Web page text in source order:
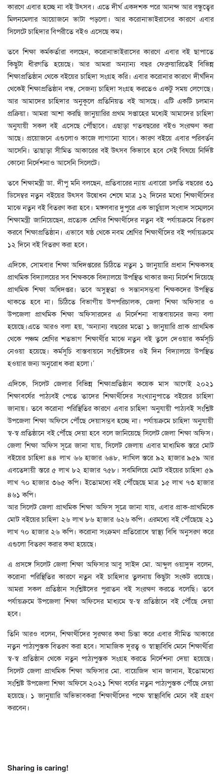
কারণে এবার হচ্ছে না বই উৎসব। এতে দীর্ঘ একদশক পরে আনন্দ আর বন্ধুত্বের
মিলনমেলার আয়োজনে ভাটা পড়লো। আর করোনাভাইরাসের কারণে এবার
সিলেটে চাহিদার বিপরীতে বইও এসেছে কম।
তবে শিক্ষা কর্মকর্তারা বলছেন, করোনাভাইরাসের কারণে এবার বই ছাপাতে
কিছুটা ধীরগতি হয়েছে। আর আমরা অন্যান্য বছর ফেব্রুয়ারিতেই বিভিন্ন
শিক্ষাপ্রতিষ্ঠান থেকে বইয়ের চাহিদা সংগ্রহ করি। এবার করোনার কারণে দীর্ঘদিন
থেকেই শিক্ষাপ্রতিষ্ঠান বন্ধ, সেজন্য চাহিদা সংগ্রহ করতেও একটু সময় লেগেছে।
আর আমাদের চাহিদার অনুকূলে প্রতিনিয়ত বই আসছে। এটি একটি চলমান
প্রক্রিয়া। আমরা আশা করছি জানুয়ারির প্রথম সপ্তাহের মধ্যেই আমাদের চাহিদা
অনুযায়ী সকল বই এসেছে পৌঁছাবে। এছাড়া গতবছরের বইও সংরক্ষণ করা
আছে। প্রয়োজনে এগুলোও কাজে লাগানো যাবে। কারণ বইয়ে এবার পরিবর্তন
আসেনি। তাছাড়া সীমিত আকারের বই উৎসব কিভাবে হবে সেই বিষয়ে নির্দিষ্ট
কোনো নির্দেশনাও আসেনি সিলেটে।
তবে শিক্ষামন্ত্রী ডা. দীপু মনি বলছেন, প্রতিবারের ন্যায় এবারো চলতি বছরের ৩১
ডিসেম্বর নতুন বইয়ের উৎসব উদ্বোধন শেষে মাত্র ১২ দিনের মধ্যে শিক্ষার্থীদের
মাঝে নতুন বই বিতরণ করা হবে। মঙ্গলবার দুপুরে এক ভার্চুয়াল সংবাদ সম্মেলনে
শিক্ষামন্ত্রী জানিয়েছেন, প্রত্যেক শ্রেণির শিক্ষার্থীদের নতুন বই পর্যায়ক্রমে বিতরণ
করবে শিক্ষাপ্রতিষ্ঠান। এভাবে ষষ্ঠ থেকে নবম শ্রেণির শিক্ষার্থীদের বই পর্যায়ক্রমে
১২ দিনে বই বিতরণ করা হবে।
এদিকে, সোমবার শিক্ষা অধিদপ্তরের চিঠিতে নতুন ১ জানুয়ারি প্রধান শিক্ষকসহ
প্রাথমিক বিদ্যালয়ের সব শিক্ষককে বিদ্যালয়ে উপস্থিত থাকার জন্য নির্দেশ দিয়েছে
প্রাথমিক শিক্ষা অধিদপ্তর। তবে অসুস্থতা ও সন্তানসম্ভবা শিক্ষকদের উপস্থিত
থাকতে হবে না। চিঠিতে বিভাগীয় উপপরিচালক, জেলা শিক্ষা অফিসার ও
উপজেলা প্রাথমিক শিক্ষা অফিসারদের এ নির্দেশনা বাস্তবায়নের জন্য বলা
হয়েছে।এতে আরও বলা হয়, ‘অন্যান্য বছরের মতো ১ জানুয়ারি প্রাক প্রাথমিক
থেকে পঞ্চম শ্রেণির শতভাগ শিক্ষার্থীর মাঝে নতুন বই তুলে দেওয়ার কর্মসূচি
নেওয়া হয়েছে। কর্মসূচি বাস্তবায়নে সংশ্নিষ্টদের ওই দিন বিদ্যালয়ে উপস্থিত
হওয়ার জন্য অনুরোধ করা হলো।’
এদিকে, সিলেট জেলার বিভিন্ন শিক্ষাপ্রতিষ্ঠান কয়েক মাস আগেই ২০২১
শিক্ষাবর্ষের পাঠ্যবই পেতে তাদের শিক্ষার্থীদের সংখ্যানুপাতে বইয়ের চাহিদা
জানায়। তবে করোনা পরিস্থিতির কারণে এবার চাহিদা অনুযায়ী পাঠ্যবই সংশ্লিষ্ট
উপজেলা শিক্ষা অফিসে পৌঁছে দেয়াসম্ভব হচ্ছে না। পর্যায়ক্রমে চাহিদা অনুযায়ী
স্ব-স্ব প্রতিষ্ঠানে বই পৌঁছে দেয়া হবে বলে জানিয়েছে সিলেট জেলা শিক্ষা অফিস।
জেলা শিক্ষা অফিস সূত্রে জানা যায়, সিলেট জেলায় এবার মাধ্যমিক স্তরে মোট
বইয়ের চাহিদা ৪৪ লাখ ৬৬ হাজার ৬৪৮, দাখিল স্তরে ৯২ হাজার ৯৫৯ আর
এবতেদায়ী স্তরে ৫ লাখ ৮২ হাজার ৭৫৮। সবমিলিয়ে মোট বইয়ের চাহিদা ৫৯
লাখ ৭০ হাজার ৩৬৫ কপি। ইতোমধ্যে বই পৌঁছেছে মাত্র ১৫ লাখ ৭৩ হাজার
৪৬১ কপি।
আর সিলেট জেলা প্রাথমিক শিক্ষা অফিস সূত্রে জানা যায়, এবার প্রাক-প্রাথমিকে
মোট বইয়ের চাহিদা ২৬ লাখ ৮৬ হাজার ৬২৬ কপি। এরমধ্যে বই পৌঁছেছে ২১
লাখ ৭০ হাজার ২৬ কপি। করোনা সংক্রমণ প্রতিরোধে স্বাস্থ্য বিধি অনুসরণ করে
এগুলো বিতরণ করার কথা হয়েছে।
এ প্রসঙ্গে সিলেট জেলা শিক্ষা অফিসার আবু সাইদ মো. আব্দুল ওয়াদুদ বলেন,
করোনা পরিস্থিতির কারণে নতুন বই চাহিদার তুলনায় কিছুটা সংকট রয়েছে।
আমরা সকল প্রতিষ্ঠান সংশ্লিষ্টদের পুরাতন বই সংরক্ষণ করতে বলেছি। তবে
পর্যায়ক্রমে উপজেলা শিক্ষা অফিসের মাধ্যমে স্ব-স্ব প্রতিষ্ঠানে বই পৌঁছে দেয়া
হবে।
তিনি আরও বলেন, শিক্ষার্থীদের সুরক্ষার কথা চিন্তা করে এবার সীমিত আকারে
নতুন পাঠ্যপুস্তক বিতরণ করা হবে। সামাজিক দূরত্ব ও স্বাস্থ্যবিধি মেনে শিক্ষার্থীরা
স্ব-স্ব প্রতিষ্ঠান থেকে নতুন পাঠ্যপুস্তক সংগ্রহ করতে নির্দেশনা দেয়া হয়েছে।
সিলেট জেলা প্রাথমিক শিক্ষা অফিসার মো. বায়েজিদ খান জানান, ইতোমধ্যে
সংশ্লিষ্ট উপজেলা শিক্ষা অফিসে ২০২১ শিক্ষা বর্ষের নতুন পাঠ্যপুস্তক পৌঁছে দেয়া
হয়েছে। ১ জানুয়ারি অভিভাবকরা শিক্ষার্থীদের পক্ষে স্বাস্থ্যবিধি মেনে বই গ্রহণ
করবেন।
Sharing is caring!